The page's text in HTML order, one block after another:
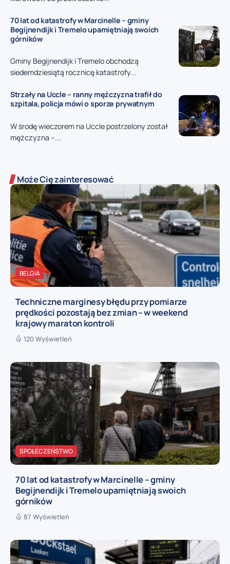
70 lat od katastrofy w Marcinelle – gminy
Begijnendijk i Tremelo upamiętniają swoich
górników
Gminy Begijnendijk i Tremelo obchodzą
siedemdziesiątą rocznicę katastrofy...
Strzały na Uccle – ranny mężczyzna trafił do
szpitala, policja mówi o sporze prywatnym
W środę wieczorem na Uccle postrzelony został
mężczyzna –...
Może Cię zainteresować
BELGIA
Techniczne marginesy błędu przy pomiarze
prędkości pozostają bez zmian – w weekend
krajowy maraton kontroli
120 Wyświetleń
SPOŁECZEŃSTWO
70 lat od katastrofy w Marcinelle – gminy
Begijnendijk i Tremelo upamiętniają swoich
górników
87 Wyświetleń